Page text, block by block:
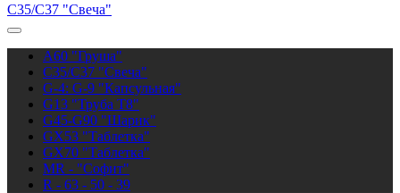
C35/C37 "Свеча"
A60 "Груша"
C35/C37 "Свеча"
G-4: G-9 "Капсульная"
G13 "Труба Т8"
G45-G90 "Шарик"
GX53 "Таблетка"
GX70 "Таблетка"
MR - "Софит"
R - 63 - 50 - 39